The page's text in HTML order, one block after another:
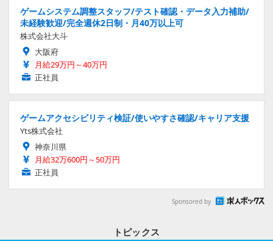
ゲームシステム調整スタッフ/テスト確認・データ入力補助/
未経験歓迎/完全週休2日制・月40万以上可
株式会社大斗
大阪府
月給29万円～40万円
正社員
ゲームアクセシビリティ検証/使いやすさ確認/キャリア支援
Yts株式会社
神奈川県
月給32万600円～50万円
正社員
Sponsored by
トピックス